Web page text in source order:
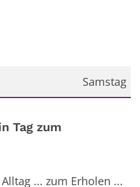
Samstag
Tag zum
... zum Erholen ...